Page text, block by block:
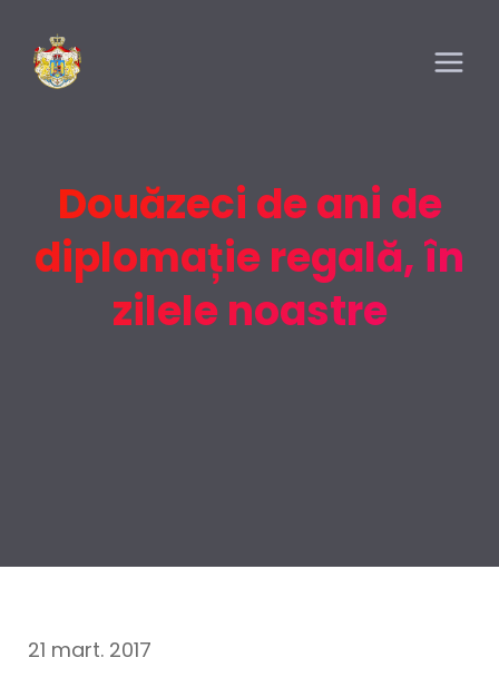
Douăzeci de ani de
diplomație regală, în
zilele noastre
21 mart. 2017